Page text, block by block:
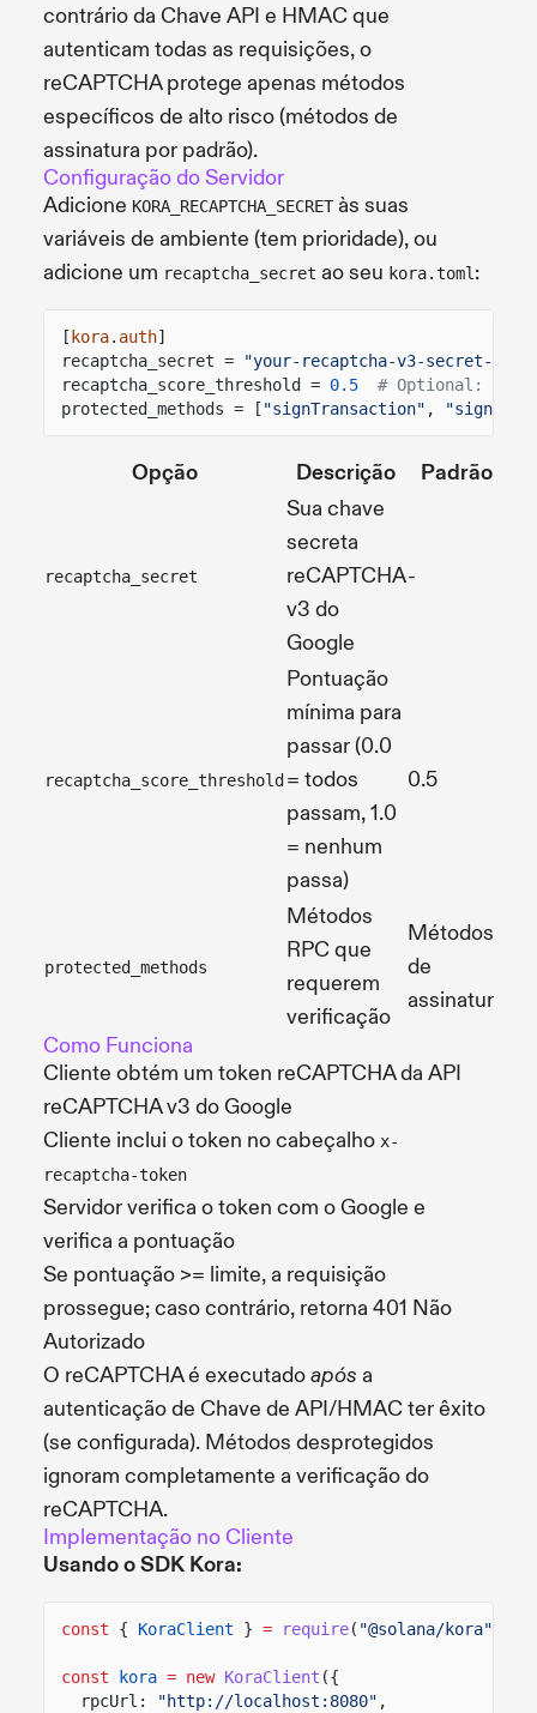
contrário da Chave API e HMAC que
autenticam todas as requisições, o
reCAPTCHA protege apenas métodos
específicos de alto risco (métodos de
assinatura por padrão).
Configuração do Servidor
Adicione KORA_RECAPTCHA_SECRETàs suas
variáveis de ambiente (tem prioridade), ou
adicione um recaptcha_secret ao seu kora.toml :
[ kora. auth]
recaptcha_secret =
"your-recaptcha-v3-secret-key"
recaptcha_score_threshold = 0.5
# Optional:
protected_methods = [ "signTransaction" ,
Opção Descrição Padrão
recaptcha_secret
Sua chave
secreta
reCAPTCHA
v3 do
Google
-
recaptcha_score_threshold
Pontuação
mínima para
passar (0.0
= todos
passam, 1.0
= nenhum
passa)
0.5
protected_methods
Métodos
RPC que
requerem
verificação
Métodos
de
assinatura
Como Funciona
Cliente obtém um token reCAPTCHA da API
reCAPTCHA v3 do Google
Cliente inclui o token no cabeçalho x-
recaptcha-token
Servidor verifica o token com o Google e
verifica a pontuação
Se pontuação >= limite, a requisição
prossegue; caso contrário, retorna 401 Não
Autorizado
O reCAPTCHA é executado após a
autenticação de Chave de API/HMAC ter êxito
(se configurada). Métodos desprotegidos
ignoram completamente a verificação do
reCAPTCHA.
Implementação no Cliente
Usando o SDK Kora:
const { KoraClient } = require( "@solana/kora"
const kora = new KoraClient ({
rpcUrl:
"http://localhost:8080" ,